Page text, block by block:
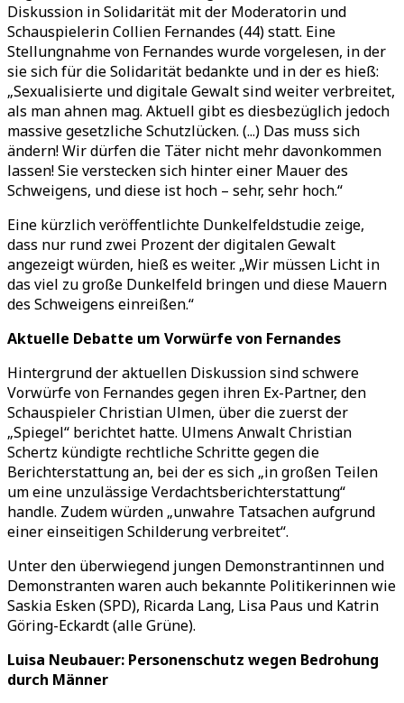
Diskussion in Solidarität mit der Moderatorin und
Schauspielerin Collien Fernandes (44) statt. Eine
Stellungnahme von Fernandes wurde vorgelesen, in der
sie sich für die Solidarität bedankte und in der es hieß:
„Sexualisierte und digitale Gewalt sind weiter verbreitet,
als man ahnen mag. Aktuell gibt es diesbezüglich jedoch
massive gesetzliche Schutzlücken. (...) Das muss sich
ändern! Wir dürfen die Täter nicht mehr davonkommen
lassen! Sie verstecken sich hinter einer Mauer des
Schweigens, und diese ist hoch – sehr, sehr hoch.“
Eine kürzlich veröffentlichte Dunkelfeldstudie zeige,
dass nur rund zwei Prozent der digitalen Gewalt
angezeigt würden, hieß es weiter. „Wir müssen Licht in
das viel zu große Dunkelfeld bringen und diese Mauern
des Schweigens einreißen.“
Aktuelle Debatte um Vorwürfe von Fernandes
Hintergrund der aktuellen Diskussion sind schwere
Vorwürfe von Fernandes gegen ihren Ex-Partner, den
Schauspieler Christian Ulmen, über die zuerst der
„Spiegel“ berichtet hatte. Ulmens Anwalt Christian
Schertz kündigte rechtliche Schritte gegen die
Berichterstattung an, bei der es sich „in großen Teilen
um eine unzulässige Verdachtsberichterstattung“
handle. Zudem würden „unwahre Tatsachen aufgrund
einer einseitigen Schilderung verbreitet“.
Unter den überwiegend jungen Demonstrantinnen und
Demonstranten waren auch bekannte Politikerinnen wie
Saskia Esken (SPD), Ricarda Lang, Lisa Paus und Katrin
Göring-Eckardt (alle Grüne).
Luisa Neubauer: Personenschutz wegen Bedrohung
durch Männer